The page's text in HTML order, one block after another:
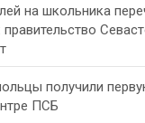
на школьника
получили
ПСБ